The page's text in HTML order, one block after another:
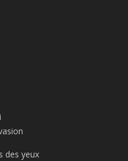
des yeux